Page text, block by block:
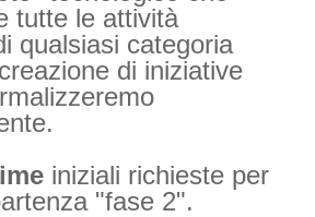
tutte le attività
qualsiasi categoria
di iniziative
iniziali richieste per
"fase 2".